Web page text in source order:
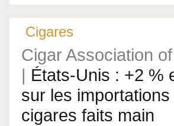
Cigares
Cigar Association
États-Unis : +2 %
sur les importations
cigares faits main